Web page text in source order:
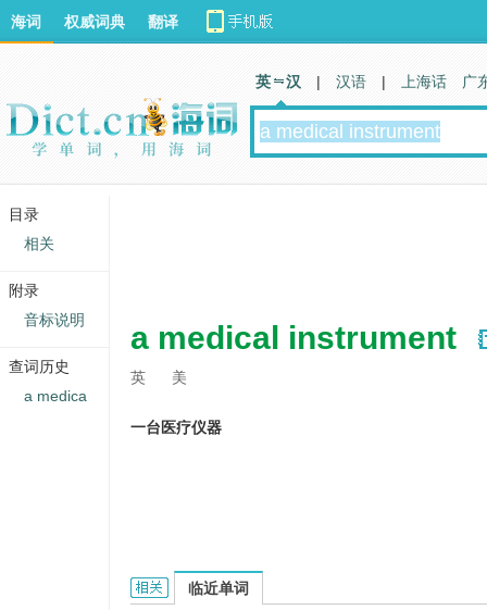
a medical instrument
英 美
一台医疗仪器
a medical instrument的相关资料：
临近单词
海词 权威词典 翻译
英 汉 | 汉语 | 上海话 广
目录
相关
附录
音标说明
查词历史
a medica